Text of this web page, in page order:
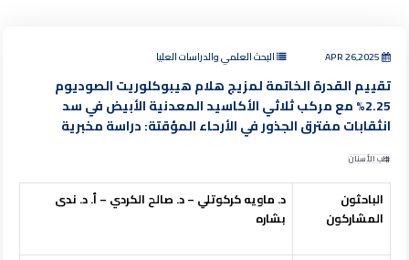
البحث العلمي والدراسات العليا
تقييم القدرة الخاتمة لمزيج هلام هيبوكلوريت الصوديوم
2.25% مع مركب ثلاثي الأكاسيد المعدنية الأبيض في سد
انثقابات مفترق الجذور في الأرحاء المؤقتة: دراسة مخبرية
طب الأسنان
الباحثون
المشاركون
د. ماويه كركوتلي – د. صالح الكردي – أ. د. ندى
بشاره